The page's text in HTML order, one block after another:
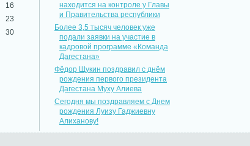
16
23
30
находится на контроле у Главы
и Правительства республики
Более 3,5 тысяч человек уже
подали заявки на участие в
кадровой программе «Команда
Дагестана»
Фёдор Щукин поздравил с днём
рождения первого президента
Дагестана Муху Алиева
Сегодня мы поздравляем с Днем
рождения Луизу Гаджиевну
Алиханову!